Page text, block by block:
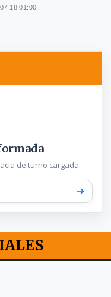
18:01:00
de turno cargada.